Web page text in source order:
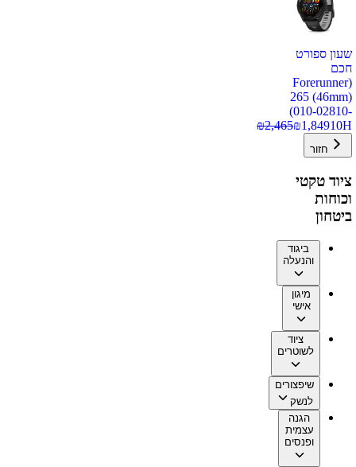
שעון ספורט
חכם
(Forerunner
265 (46mm)
(010-02810-
10H
₪1,849
₪2,465
חזור
ציוד טקטי
וכוחות
ביטחון
ביגוד
והנעלה
מיגון
אישי
ציוד
לשוטרים
שיפצורים
לנשק
הגנה
עצמית
ופנסים